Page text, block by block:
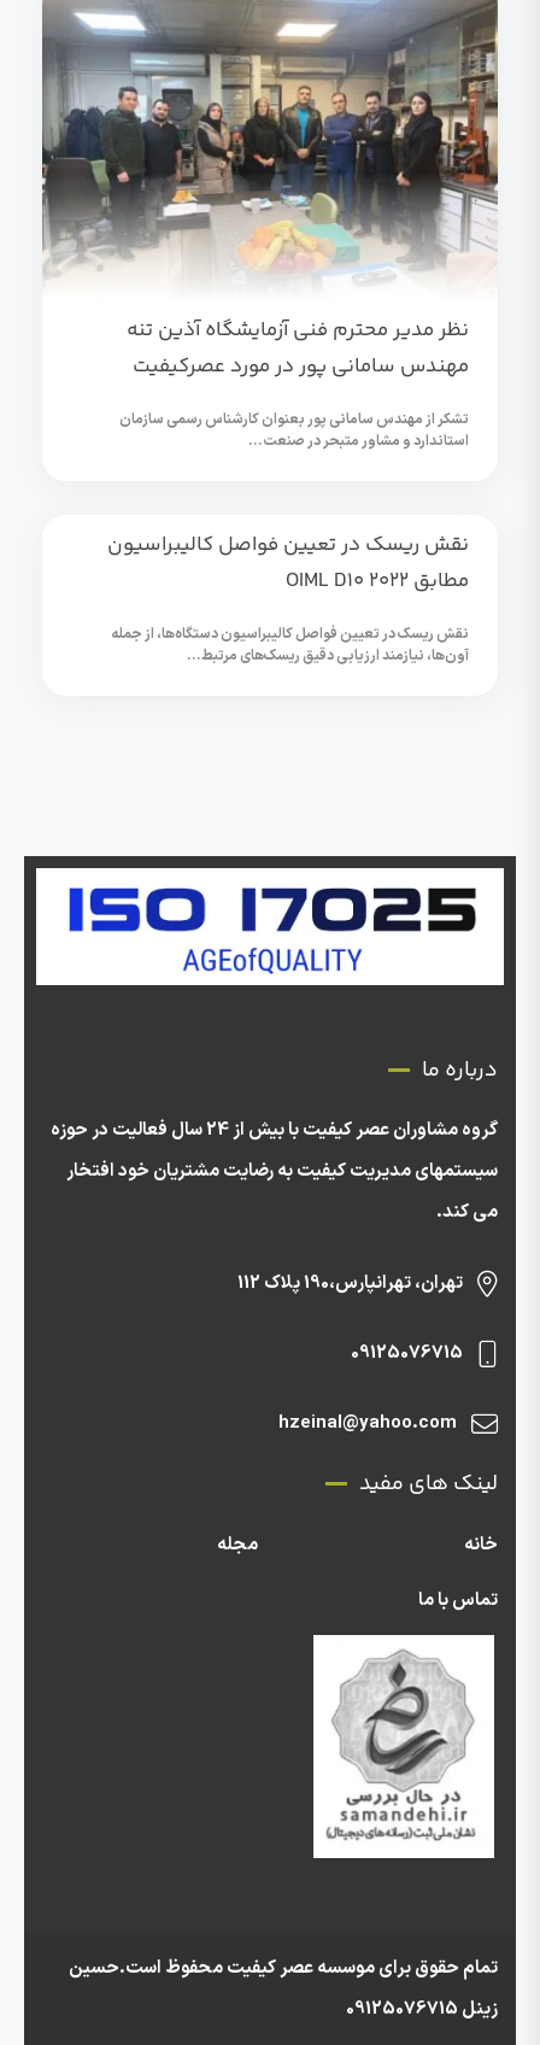
نظر مدیر محترم فنی آزمایشگاه آذین تنه
مهندس سامانی پور در مورد عصرکیفیت
تشکر از مهندس سامانی پور بعنوان کارشناس رسمی سازمان
استاندارد و مشاور متبحر در صنعت...
نقش ریسک در تعیین فواصل کالیبراسیون
مطابق OIML D10 2022
نقش ریسک در تعیین فواصل کالیبراسیون دستگاه‌ها، از جمله
آون‌ها، نیازمند ارزیابی دقیق ریسک‌های مرتبط...
درباره ما
گروه مشاوران عصر کیفیت با بیش از 24 سال فعالیت در حوزه
سیستمهای مدیریت کیفیت به رضایت مشتریان خود افتخار
می کند.
تهران، تهرانپارس،190 پلاک 112
09125076715
hzeinal@yahoo.com
لینک های مفید
خانه
مجله
تماس با ما
تمام حقوق برای موسسه عصر کیفیت محفوظ است.حسین
زینل 09125076715